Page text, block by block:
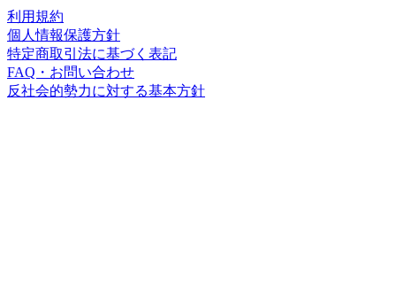
利用規約
個人情報保護方針
特定商取引法に基づく表記
FAQ・お問い合わせ
反社会的勢力に対する基本方針